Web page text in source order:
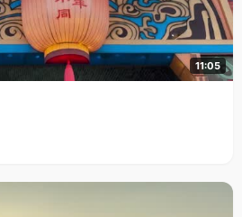
11:05